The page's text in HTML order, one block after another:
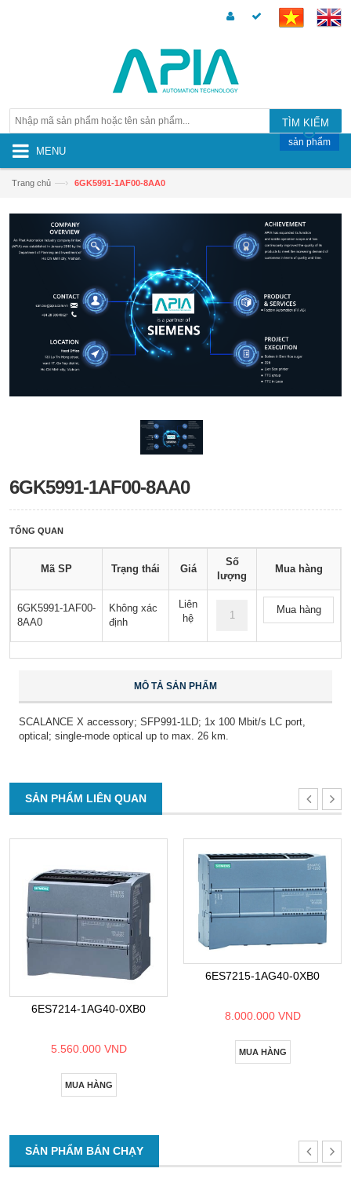
TÌM KIẾM
MENU
sản phẩm
Trang chủ —› 6GK5991-1AF00-8AA0
6GK5991-1AF00-8AA0
TỔNG QUAN
Mã SP Trạng thái Giá
Số
lượng
Mua hàng
6GK5991-1AF00-
8AA0
Không xác
định
Liên
hệ
Mua hàng
MÔ TẢ SẢN PHẨM
SCALANCE X accessory; SFP991-1LD; 1x 100 Mbit/s LC port,
optical; single-mode optical up to max. 26 km.
SẢN PHẨM LIÊN QUAN
6ES7214-1AG40-0XB0
5.560.000 VND
MUA HÀNG
6ES7215-1AG40-0XB0
8.000.000 VND
MUA HÀNG
SẢN PHẨM BÁN CHẠY